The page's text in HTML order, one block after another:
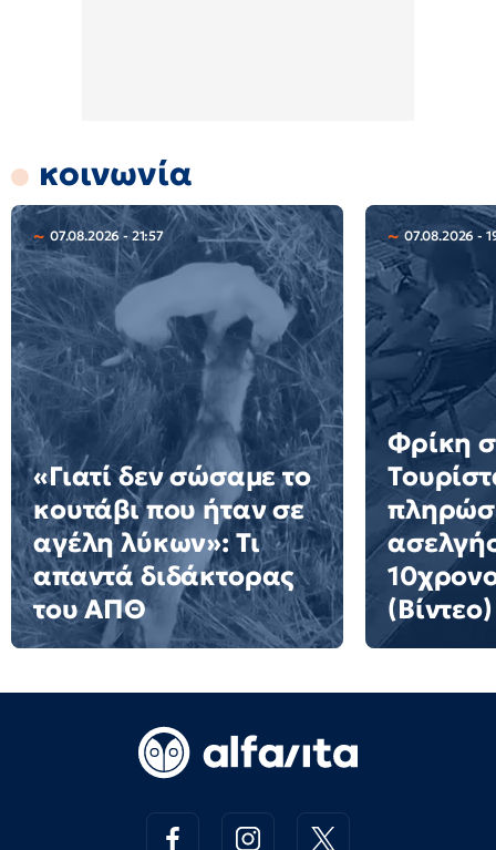
κοινωνία
07.08.2026 - 21:57
«Γιατί δεν σώσαμε το
κουτάβι που ήταν σε
αγέλη λύκων»: Τι
απαντά διδάκτορας
του ΑΠΘ
07.08.2026 -
Φρίκη
(Βίντεο)